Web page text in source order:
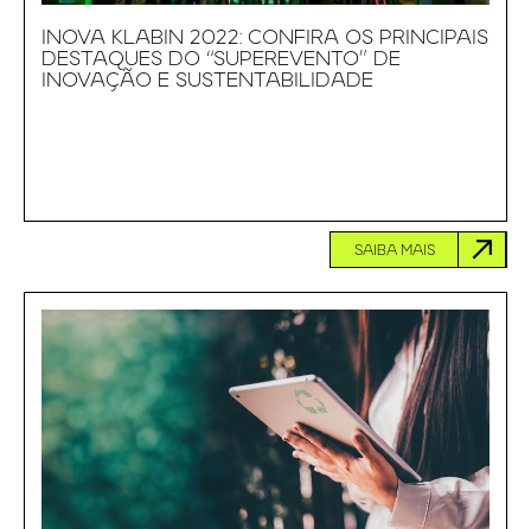
INOVA KLABIN 2022: CONFIRA OS PRINCIPAIS
DESTAQUES DO “SUPEREVENTO” DE
INOVAÇÃO E SUSTENTABILIDADE
SAIBA MAIS